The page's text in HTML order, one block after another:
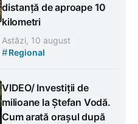
distanță de aproape 10
kilometri
Astăzi, 10 august
#Regional
VIDEO/ Investiții de
milioane la Ștefan Vodă.
Cum arată orașul după